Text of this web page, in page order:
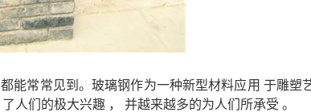
能常常见到。玻璃钢作为一种新型材料应用 于雕塑
人们的极大兴趣 ， 并越来越多的为人们所承受 。